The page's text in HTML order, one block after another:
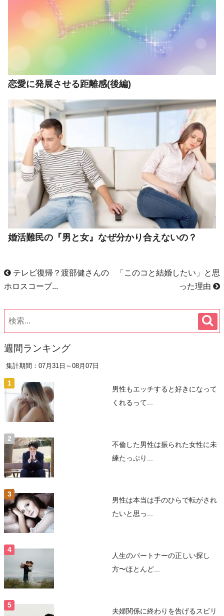
恋愛に発展させる距離感(後編)
婚活難民の『男と女』なぜ分かり合えないの？
テレビ復帰？渡部健さんの
ホロスコープ...
「このコと結婚したい」と思
った理由
週間ランキング
集計期間：07月31日～08月07日
男性もエッチすると好きになって
くれるって...
不倫した男性は振られた女性に未
練たっぷり...
男性は本当は手のひらで転がされ
たいと思っ...
人生のパートナーの正しい探し
方〜ほとんど...
夫婦関係に終わりを告げるスピリ